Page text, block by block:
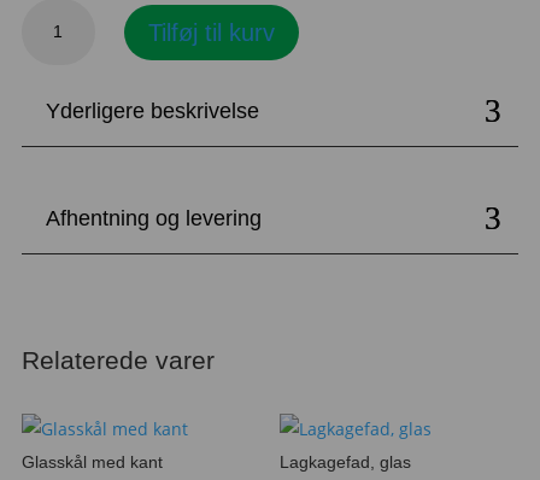
Smørrebrødsstativ,
plast
Tilføj til kurv
Yderligere beskrivelse
Afhentning og levering
Relaterede varer
Glasskål med kant Lagkagefad, glas